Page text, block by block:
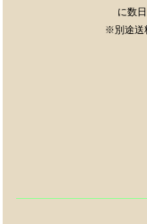
に数
※別途送